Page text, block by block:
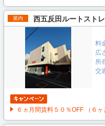
屋内 西五反田ルートスト
料
広
所
交
６ヵ月間賃料５０％OFF （６